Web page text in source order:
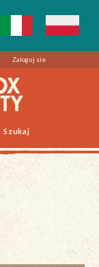
Zaloguj sie
Szukaj